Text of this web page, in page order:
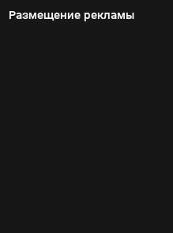
Размещение рекламы